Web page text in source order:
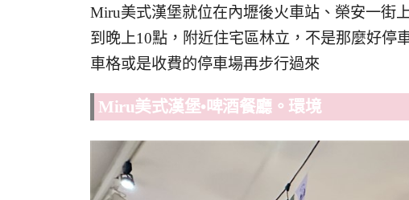
Miru美式漢堡就位在內壢後火車站、榮安一街
到晚上10點，附近住宅區林立，不是那麼好停
車格或是收費的停車場再步行過來
Miru美式漢堡•啤酒餐廳。環境